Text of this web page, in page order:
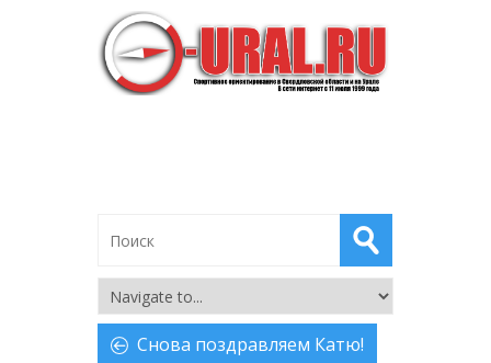
Снова поздравляем Катю!